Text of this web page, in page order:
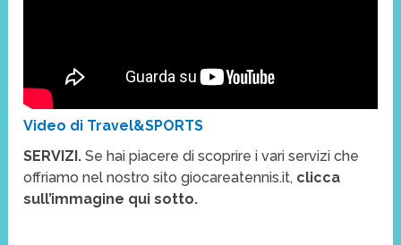
Video di Travel&SPORTS
SERVIZI. Se hai piacere di scoprire i vari servizi che
offriamo nel nostro sito giocareatennis.it, clicca
sull’immagine qui sotto.